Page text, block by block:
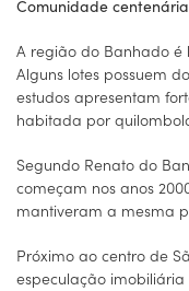
Comunidade centenária
A região do Banhado é
Alguns lotes possuem
estudos apresentam
habitada por
Segundo Renato do
começam nos anos
mantiveram a mesma
Próximo ao centro de
especulação